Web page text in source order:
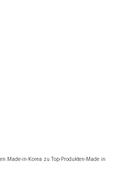
Made-in-Korea zu Top-Produkten-Made in